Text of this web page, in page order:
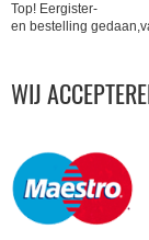
Top! Eergister-
en bestelling
WIJ